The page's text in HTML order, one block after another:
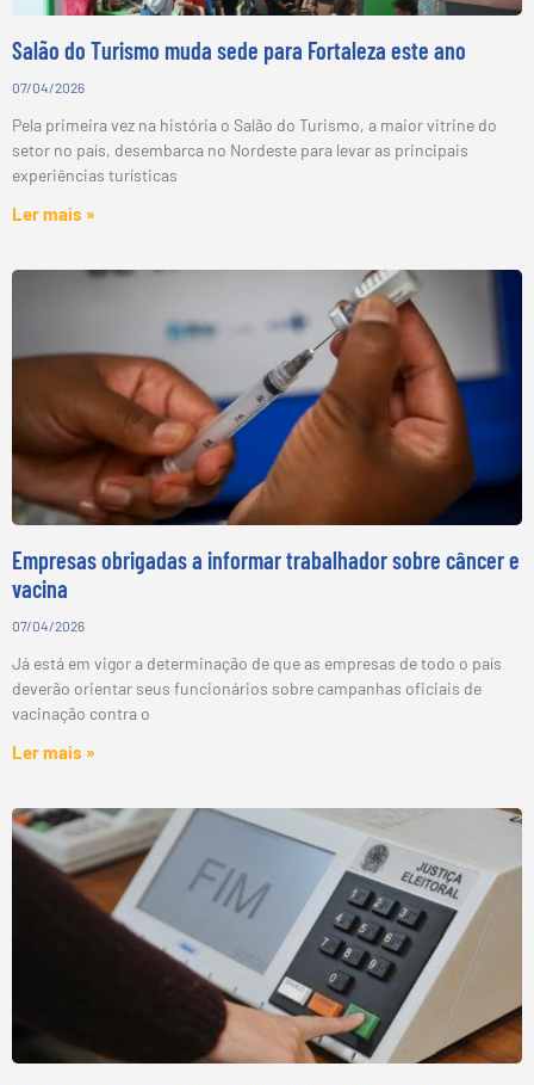
Salão do Turismo muda sede para Fortaleza este ano
07/04/2026
Pela primeira vez na história o Salão do Turismo, a maior vitrine do
setor no país, desembarca no Nordeste para levar as principais
experiências turísticas
Ler mais »
Empresas obrigadas a informar trabalhador sobre câncer e
vacina
07/04/2026
Já está em vigor a determinação de que as empresas de todo o país
deverão orientar seus funcionários sobre campanhas oficiais de
vacinação contra o
Ler mais »